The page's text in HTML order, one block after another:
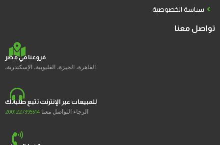
سياسة الخصوصية
تواصل معنا
فروعنا في مصر
القاهرة، الجيزة، القليوبية، الإسكندرية،
للمبيعات عبر الإنترنت تتبع طلباتك
الرجاء التواصل معنا 2001227395514